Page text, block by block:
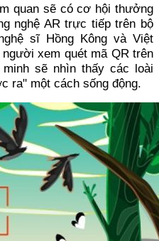
quan sẽ có cơ hội thưởng
nghệ AR trực tiếp trên bộ
sĩ Hồng Kông và Việt
xem quét mã QR trên
sẽ nhìn thấy các loài
ra" một cách sống động.